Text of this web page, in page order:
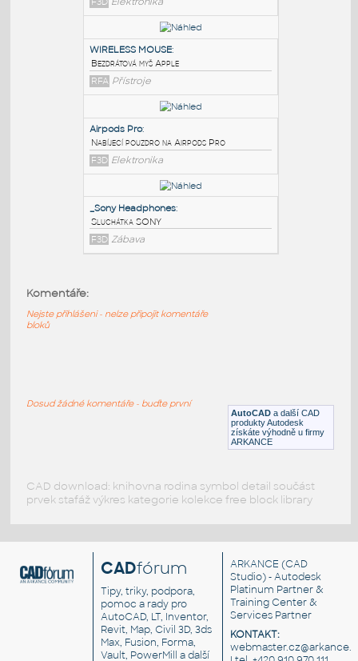
PODOBNÉ BLOKY
AirPods v1
Apple AirPods - bezdrátová sluchátka (T-
Spline plochy, převod)
F3D Elektronika
WIRELESS MOUSE:
Bezdrátová myš Apple
RFA Přístroje
Sluchátka SONY
AutoCAD a další CAD
produkty Autodesk
získáte výhodně u firmy
ARKANCE
Komentáře:
Nejste přihlášeni - nelze připojit komentáře
bloků
Dosud žádné komentáře - buďte první
CAD download: knihovna rodina symbol detail součást
prvek stafáž výkres kategorie kolekce free block library
CADfórum
Tipy, triky, podpora,
pomoc a rady pro
AutoCAD, LT, Inventor,
Revit, Map, Civil 3D, 3ds
Max, Fusion, Forma,
Vault, PowerMill a další
ARKANCE (CAD
Studio) - Autodesk
Platinum Partner &
Training Center &
Services Partner
KONTAKT: